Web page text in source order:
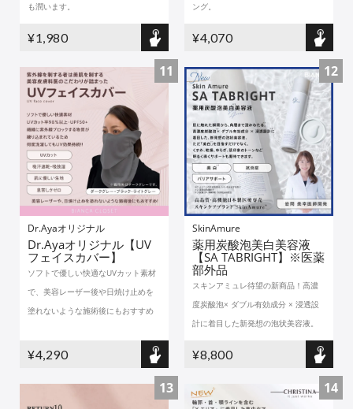
も潤います。
¥1,980
ング。
¥4,070
11
Dr.Ayaオリジナル
Dr.Ayaオリジナル【UV
フェイスカバー】
ソフトで優しい快適なUVカット素材
で、美容レーザー後や日焼け止めを
塗れないような施術後にもおすすめ
¥4,290
12
SkinAmure
薬用炭酸泡美白美容液
【SA TABRIGHT】※医薬
部外品
スキンアミュレ待望の新商品！高濃
度炭酸泡× ダブル有効成分 × 浸透設
計に着目した新発想の泡状美容液。
¥8,800
13 14